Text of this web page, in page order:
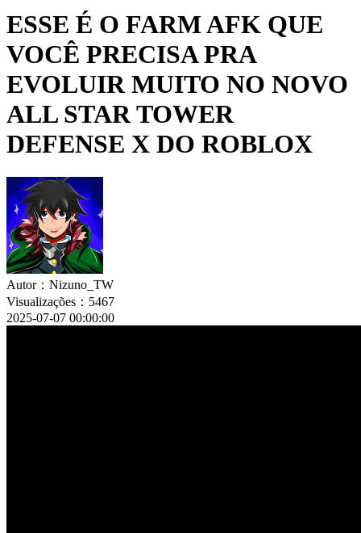
ESSE É O FARM AFK QUE
VOCÊ PRECISA PRA
EVOLUIR MUITO NO NOVO
ALL STAR TOWER
DEFENSE X DO ROBLOX
Autor：Nizuno_TW
Visualizações：5467
2025-07-07 00:00:00